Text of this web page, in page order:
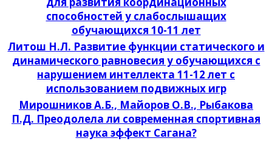
способностей у слабослышащих
обучающихся 10-11 лет
Литош Н.Л. Развитие функции статического и
динамического равновесия у обучающихся с
нарушением интеллекта 11-12 лет с
использованием подвижных игр
Мирошников А.Б., Майоров О.В., Рыбакова
П.Д. Преодолела ли современная спортивная
наука эффект Сагана?